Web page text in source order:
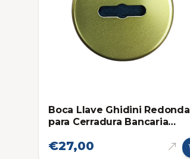
Boca Llave Ghidini Redonda
para Cerradura Bancaria
€27,00